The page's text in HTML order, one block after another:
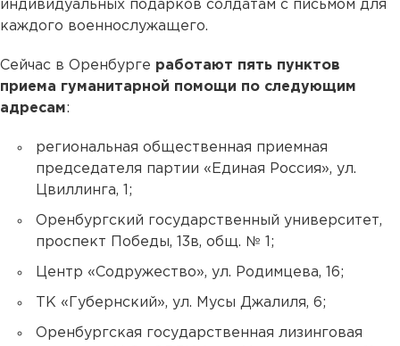
индивидуальных подарков солдатам с письмом для
каждого военнослужащего.
Сейчас в Оренбурге работают пять пунктов
приема гуманитарной помощи по следующим
адресам:
региональная общественная приемная
председателя партии «Единая Россия», ул.
Цвиллинга, 1;
Оренбургский государственный университет,
проспект Победы, 13в, общ. № 1;
Центр «Содружество», ул. Родимцева, 16;
ТК «Губернский», ул. Мусы Джалиля, 6;
Оренбургская государственная лизинговая